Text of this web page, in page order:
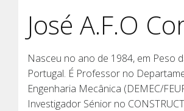
José A.F.O
Nasceu no ano de 1984, em Peso
Portugal. É Professor no
Engenharia Mecânica (DEMEC/
Investigador Sénior no